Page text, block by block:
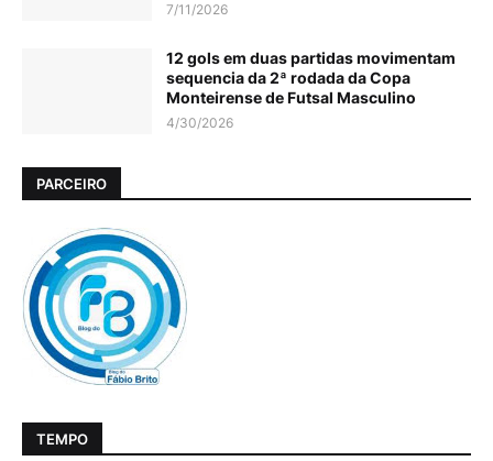
7/11/2026
12 gols em duas partidas movimentam
sequencia da 2ª rodada da Copa
Monteirense de Futsal Masculino
4/30/2026
PARCEIRO
TEMPO